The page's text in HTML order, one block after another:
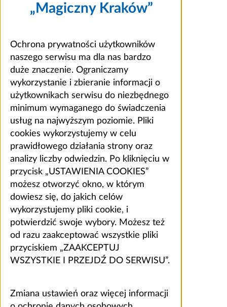
„Magiczny Kraków”
Ochrona prywatności użytkowników
naszego serwisu ma dla nas bardzo
duże znaczenie. Ograniczamy
wykorzystanie i zbieranie informacji o
użytkownikach serwisu do niezbędnego
minimum wymaganego do świadczenia
usług na najwyższym poziomie. Pliki
cookies wykorzystujemy w celu
prawidłowego działania strony oraz
analizy liczby odwiedzin. Po kliknięciu w
przycisk „USTAWIENIA COOKIES”
możesz otworzyć okno, w którym
dowiesz się, do jakich celów
wykorzystujemy pliki cookie, i
potwierdzić swoje wybory. Możesz też
od razu zaakceptować wszystkie pliki
przyciskiem „ZAAKCEPTUJ
WSZYSTKIE I PRZEJDŹ DO SERWISU”.
Zmiana ustawień oraz więcej informacji